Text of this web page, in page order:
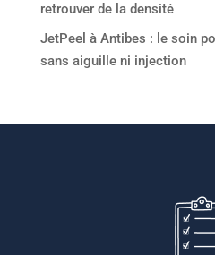
retrouver de la densité
JetPeel à Antibes : le soin
sans aiguille ni injection